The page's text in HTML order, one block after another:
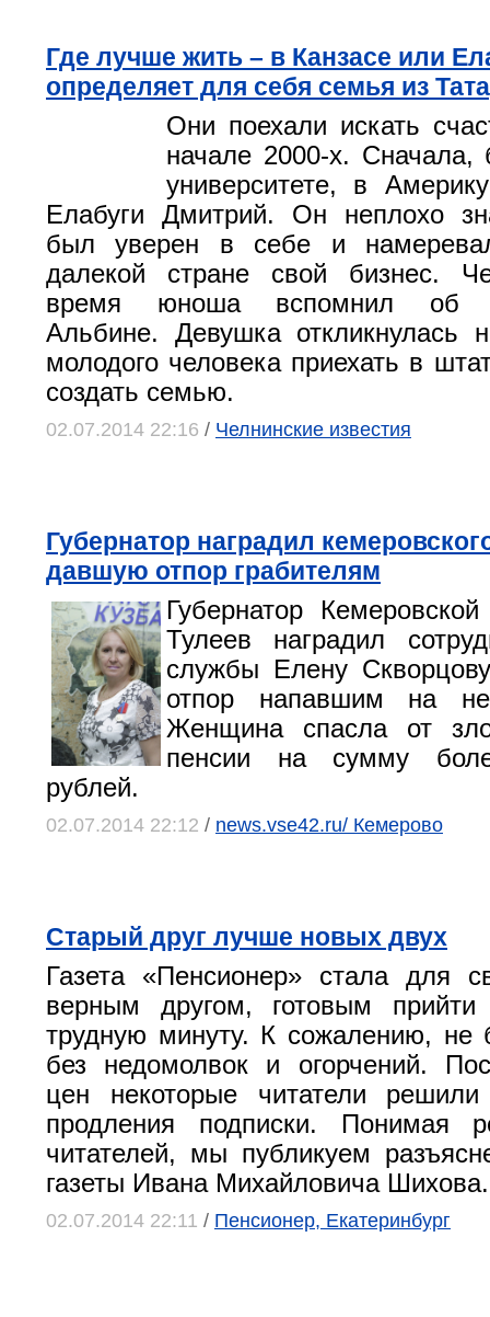
Где лучше жить – в Канзасе или
определяет для себя семья из
Они поехали искать
начале 2000-х. Сначала,
университете, в
Елабуги Дмитрий. Он неплохо
был уверен в себе и
далекой стране свой бизнес.
время юноша вспомнил об
Альбине. Девушка откликнулась
молодого человека приехать в
создать семью.
02.07.2014 22:16 / Челнинские известия
Губернатор наградил
давшую отпор грабителям
Губернатор
Тулеев наградил
службы Елену
отпор напавшим на
Женщина спасла от
пенсии на сумму
рублей.
02.07.2014 22:12 / news.vse42.ru/ Кемерово
Старый друг лучше новых двух
Газета «Пенсионер» стала для
верным другом, готовым
трудную минуту. К сожалению, не
без недомолвок и огорчений.
цен некоторые читатели решили
продления подписки. Понимая
читателей, мы публикуем
газеты Ивана Михайловича Шихова.
02.07.2014 22:11 / Пенсионер, Екатеринбург